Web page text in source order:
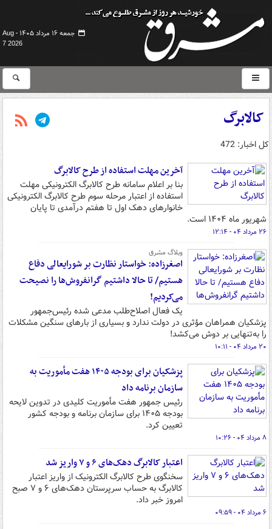
جمعه ۱۶ مرداد ۱۴۰۵ -
Aug
7 2026
کالابرگ
کل اخبار: 472
آخرین مهلت استفاده از طرح کالابرگ
بنا بر اعلام سامانه طرح کالابرگ الکترونیکی مهلت
استفاده از اعتبار مرحله سوم طرح کالابرگ الکترونیکی
خانوارهای دهک اول تا هفتم درآمدی تا پایان
شهریور ماه ۱۴۰۴ است.
۲۶ مرداد ۰۴ - ۱۲:۱۴
وبلاگ مشرق
اصغرزاده: خواستار نظارت بر شورایعالی دفاع
هستیم/ تا حالا داشتیم گرانفروش‌ها را نصیحت
می‌کردیم!
یک فعال اصلاح‌طلب مدعی شده رئیس‌جمهور
پزشکیان همراهان مؤثری در دولت ندارد و بسیاری از بارهای سنگین مشکلات
را به‌تنهایی بر دوش می‌کشد!
۲۰ مرداد ۰۴ - ۱۰:۱۱
پزشکیان برای بودجه ۱۴۰۵ هفت مأموریت به
سازمان برنامه داد
رئیس جمهور هفت مأموریت کلیدی در تدوین لایحه
بودجه ۱۴۰۵ برای سازمان برنامه و بودجه کشور
تعیین کرد.
۸ مرداد ۰۴ - ۱۰:۲۶
اعتبار کالابرگ دهک‌های ۶ و ۷ واریز شد
سخنگوی طرح کالابرگ الکترونیک از واریز اعتبار
کالابرگ به حساب سرپرستان دهک‌های ۶ و ۷ صبح
امروز خبر داد.
۶ مرداد ۰۴ - ۰۹:۵۹